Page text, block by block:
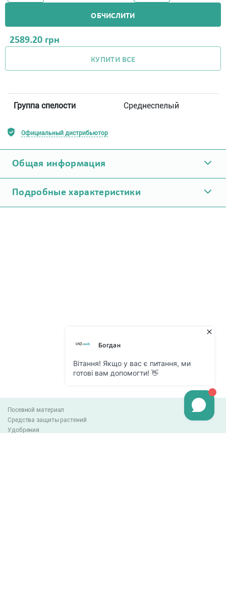
ОБЧИСЛИТИ
2589.20 грн
КУПИТИ ВСЕ
Группа спелости Среднеспелый
Официальный дистрибьютор
Общая информация
Подробные характеристики
Посевной материал
Средства защиты растений
Удобрения